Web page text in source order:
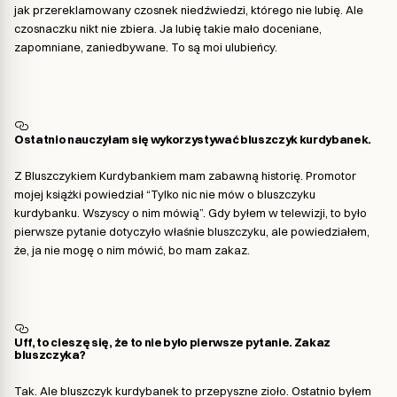
jak przereklamowany czosnek niedźwiedzi, którego nie lubię. Ale
czosnaczku nikt nie zbiera. Ja lubię takie mało doceniane,
zapomniane, zaniedbywane. To są moi ulubieńcy.
Ostatnio nauczyłam się wykorzystywać bluszczyk kurdybanek.
Z Bluszczykiem Kurdybankiem mam zabawną historię. Promotor
mojej książki powiedział “Tylko nic nie mów o bluszczyku
kurdybanku. Wszyscy o nim mówią”. Gdy byłem w telewizji, to było
pierwsze pytanie dotyczyło właśnie bluszczyku, ale powiedziałem,
że, ja nie mogę o nim mówić, bo mam zakaz.
Uff, to cieszę się, że to nie było pierwsze pytanie. Zakaz
bluszczyka?
Tak. Ale bluszczyk kurdybanek to przepyszne zioło. Ostatnio byłem